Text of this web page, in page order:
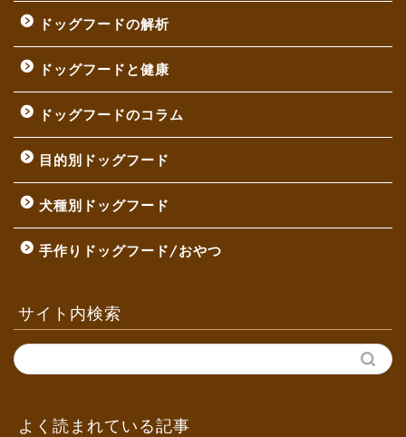
ドッグフードの解析
ドッグフードと健康
ドッグフードのコラム
目的別ドッグフード
犬種別ドッグフード
手作りドッグフード/おやつ
サイト内検索
よく読まれている記事